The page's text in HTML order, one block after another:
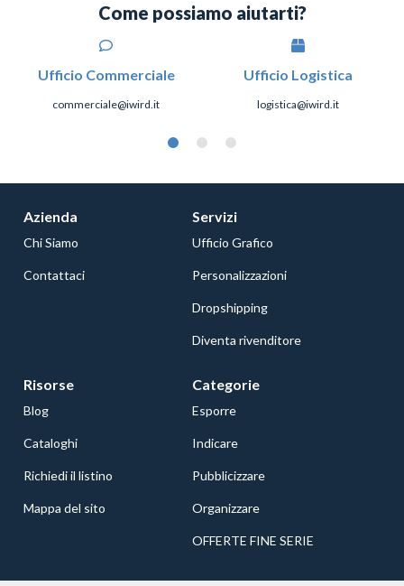
Come possiamo aiutarti?
Ufficio Commerciale
commerciale@iwird.it
Ufficio Logistica
logistica@iwird.it
Azienda
Chi Siamo
Contattaci
Servizi
Ufficio Grafico
Personalizzazioni
Dropshipping
Diventa rivenditore
Risorse
Blog
Cataloghi
Richiedi il listino
Mappa del sito
Categorie
Esporre
Indicare
Pubblicizzare
Organizzare
OFFERTE FINE SERIE